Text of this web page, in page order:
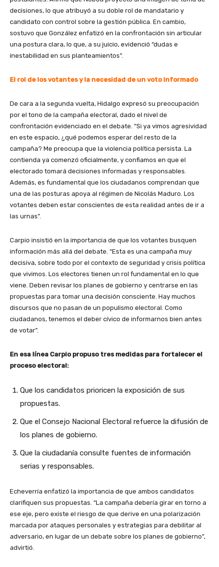
decisiones, lo que atribuyó a su doble rol de mandatario y
candidato con control sobre la gestión pública. En cambio,
sostuvo que González enfatizó en la confrontación sin articular
una postura clara, lo que, a su juicio, evidenció “dudas e
inestabilidad en sus planteamientos”.
El rol de los votantes y la necesidad de un voto informado
De cara a la segunda vuelta, Hidalgo expresó su preocupación
por el tono de la campaña electoral, dado el nivel de
confrontación evidenciado en el debate. “Si ya vimos agresividad
en este espacio, ¿qué podemos esperar del resto de la
campaña? Me preocupa que la violencia política persista. La
contienda ya comenzó oficialmente, y confiamos en que el
electorado tomará decisiones informadas y responsables.
Además, es fundamental que los ciudadanos comprendan que
una de las posturas apoya al régimen de Nicolás Maduro. Los
votantes deben estar conscientes de esta realidad antes de ir a
las urnas”.
Carpio insistió en la importancia de que los votantes busquen
información más allá del debate. “Esta es una campaña muy
decisiva, sobre todo por el contexto de seguridad y crisis política
que vivimos. Los electores tienen un rol fundamental en lo que
viene. Deben revisar los planes de gobierno y centrarse en las
propuestas para tomar una decisión consciente. Hay muchos
discursos que no pasan de un populismo electoral. Como
ciudadanos, tenemos el deber cívico de informarnos bien antes
de votar”.
En esa línea Carpio propuso tres medidas para fortalecer el
proceso electoral:
Que los candidatos prioricen la exposición de sus
propuestas.
Que el Consejo Nacional Electoral refuerce la difusión de
los planes de gobierno.
Que la ciudadanía consulte fuentes de información
serias y responsables.
Echeverría enfatizó la importancia de que ambos candidatos
clarifiquen sus propuestas. “La campaña debería girar en torno a
ese eje, pero existe el riesgo de que derive en una polarización
marcada por ataques personales y estrategias para debilitar al
adversario, en lugar de un debate sobre los planes de gobierno”,
advirtió.